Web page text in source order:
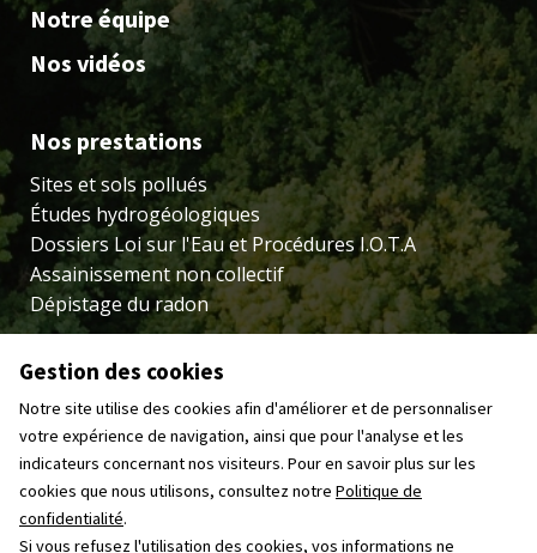
Notre équipe
Nos vidéos
Nos prestations
Sites et sols pollués
Études hydrogéologiques
Dossiers Loi sur l'Eau et Procédures I.O.T.A
Assainissement non collectif
Dépistage du radon
Contact
Zone Industrielle de Magré
21 rue Santos Dumont
87000 Limoges
05 55 31 86 01
Gestion des cookies
Notre site utilise des cookies afin d'améliorer et de personnaliser
votre expérience de navigation, ainsi que pour l'analyse et les
indicateurs concernant nos visiteurs. Pour en savoir plus sur les
cookies que nous utilisons, consultez notre Politique de
confidentialité.
Si vous refusez l'utilisation des cookies, vos informations ne